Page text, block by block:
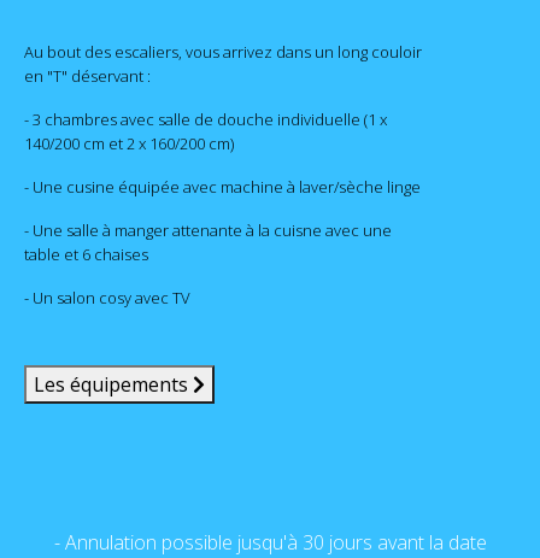
Au bout des escaliers, vous arrivez dans un long couloir
en "T" déservant :
- 3 chambres avec salle de douche individuelle (1 x
140/200 cm et 2 x 160/200 cm)
- Une cusine équipée avec machine à laver/sèche linge
- Une salle à manger attenante à la cuisne avec une
table et 6 chaises
- Un salon cosy avec TV
Les équipements
- Annulation possible jusqu'à 30 jours avant la date